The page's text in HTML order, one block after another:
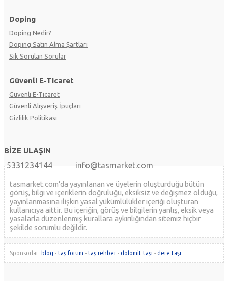
Doping
Doping Nedir?
Doping Satın Alma Şartları
Sık Sorulan Sorular
Güvenli E-Ticaret
Güvenli E-Ticaret
Güvenli Alışveriş İpuçları
Gizlilik Politikası
BİZE ULAŞIN
5331234144 info@tasmarket.com
tasmarket.com'da yayınlanan ve üyelerin oluşturduğu bütün
görüş, bilgi ve içeriklerin doğruluğu, eksiksiz ve değişmez olduğu,
yayınlanmasına ilişkin yasal yükümlülükler içeriği oluşturan
kullanıcıya aittir. Bu içeriğin, görüş ve bilgilerin yanlış, eksik veya
yasalarla düzenlenmiş kurallara aykırılığından sitemiz hiçbir
şekilde sorumlu değildir.
Sponsorlar: blog - taş forum - taş rehber - dolomit taşı - dere taşı